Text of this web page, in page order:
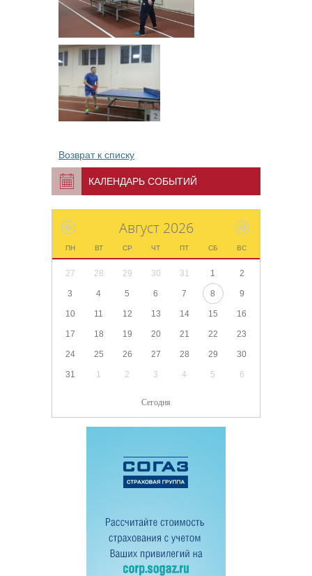
Возврат к списку
КАЛЕНДАРЬ СОБЫТИЙ
Август 2026
ПН ВТ СР ЧТ ПТ СБ ВС
27 28 29 30 31 1 2
3 4 5 6 7 8 9
10 11 12 13 14 15 16
17 18 19 20 21 22 23
24 25 26 27 28 29 30
31 1 2 3 4 5 6
Сегодня